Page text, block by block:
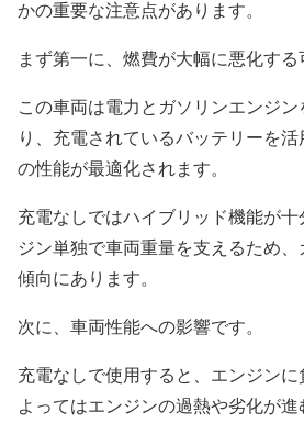
かの重要な注意点があります。
まず第一に、燃費が大幅に悪化する
この車両は電力とガソリンエンジ
り、充電されているバッテリーを
の性能が最適化されます。
充電なしではハイブリッド機能が
ジン単独で車両重量を支えるため
傾向にあります。
次に、車両性能への影響です。
充電なしで使用すると、エンジン
よってはエンジンの過熱や劣化が進